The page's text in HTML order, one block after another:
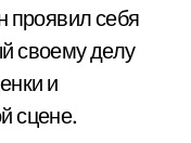
проявил себя
своему делу
и
сцене.